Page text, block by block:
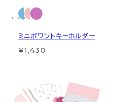
ミニポワントキーホルダー
¥1,430